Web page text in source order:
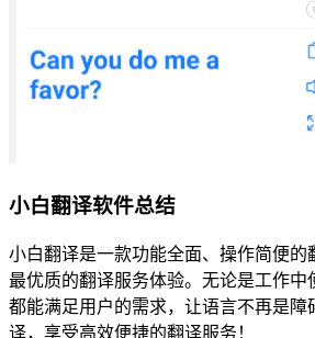
小白翻译软件总结
小白翻译是一款功能全面、操作简便的
最优质的翻译服务体验。无论是工作中
都能满足用户的需求，让语言不再是障
译，享受高效便捷的翻译服务！